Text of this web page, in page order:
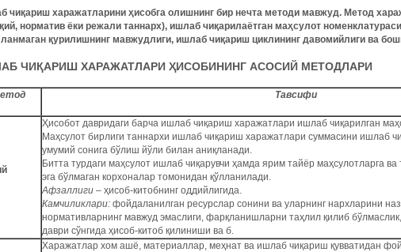
чиқариш харажатларини ҳисобга олишнинг бир нечта методи мавжуд. Метод
норматив ёки режали таннарх), ишлаб чиқарилаётган маҳсулот
қурилишнинг мавжудлиги, ишлаб чиқариш циклининг давомийлиги ва
ЧИҚАРИШ ХАРАЖАТЛАРИ ҲИСОБИНИНГ АСОСИЙ МЕТОДЛАРИ
Тавсифи
Ҳисобот давридаги барча ишлаб чиқариш харажатлари ишлаб чиқарилган
Маҳсулот бирлиги таннархи ишлаб чиқариш харажатлари суммасини ишлаб
умумий сонига бўлиш йўли билан аниқланади.
Битта турдаги маҳсулот ишлаб чиқарувчи ҳамда ярим тайёр маҳсулотларга
эга бўлмаган корхоналар томонидан қўлланилади.
Афзаллиги – ҳисоб-китобнинг оддийлигида.
Камчиликлари: фойдаланилган ресурслар сонини ва уларнинг нархларини
нормативларнинг мавжуд эмаслиги, фарқланишларни таҳлил қилиб
даври сўнгида ҳисоб-китоб қилиниши ва б.
Харажатлар хом ашё, материаллар, меҳнат ва ишлаб чиқариш қувватидан